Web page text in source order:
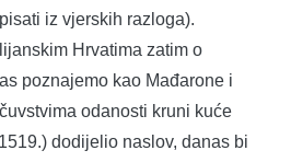
iz vjerskih razloga).
Hrvatima zatim o
poznajemo kao Mađarone i
odanosti kruni kuće
dodijelio naslov, danas bi